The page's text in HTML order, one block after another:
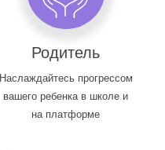
Родитель
Наслаждайтесь прогрессом
вашего ребенка в школе и
на платформе